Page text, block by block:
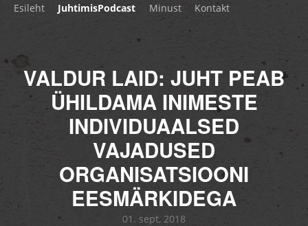
Esileht JuhtimisPodcast Minust Kontakt
VALDUR LAID: JUHT PEAB
ÜHILDAMA INIMESTE
INDIVIDUAALSED
VAJADUSED
ORGANISATSIOONI
EESMÄRKIDEGA
01. sept, 2018